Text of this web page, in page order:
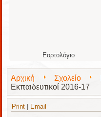
Εορτολόγιο
Αρχική Σχολείο
Εκπαιδευτικοί 2016-17
Print Email